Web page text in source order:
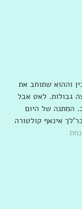
וההוא שתוחב את
גבולות. לאט אבל
המתנה של היום
אינאף קולטורה